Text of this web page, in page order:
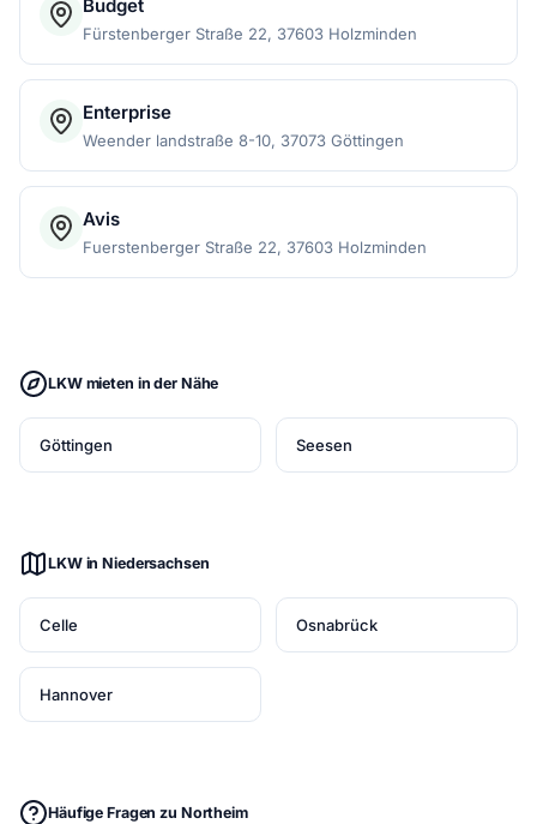
Budget
Fürstenberger Straße 22, 37603 Holzminden
Enterprise
Weender landstraße 8-10, 37073 Göttingen
Avis
Fuerstenberger Straße 22, 37603 Holzminden
LKW mieten in der Nähe
Göttingen Seesen
LKW in Niedersachsen
Celle Osnabrück
Hannover
Häufige Fragen zu Northeim